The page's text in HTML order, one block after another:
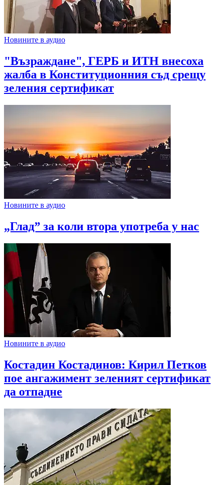
Новините в аудио
"Възраждане", ГЕРБ и ИТН внесоха
жалба в Конституционния съд срещу
зеления сертификат
Новините в аудио
„Глад” за коли втора употреба у нас
Новините в аудио
Костадин Костадинов: Кирил Петков
пое ангажимент зеленият сертификат
да отпадне